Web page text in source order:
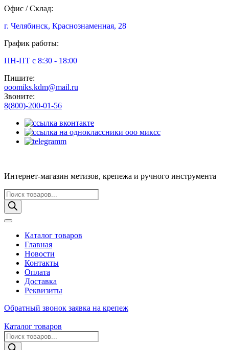
Офис / Склад:
г. Челябинск, Краснознаменная, 28
График работы:
ПН-ПТ с 8:30 - 18:00
Пишите:
ooomiks.kdm@mail.ru
Звоните:
8(800)-200-01-56
Интернет-магазин метизов, крепежа и ручного инструмента
Поиск
товаров
Каталог товаров
Главная
Новости
Контакты
Оплата
Доставка
Реквизиты
Обратный звонок заявка на крепеж
Каталог товаров
Поиск
товаров